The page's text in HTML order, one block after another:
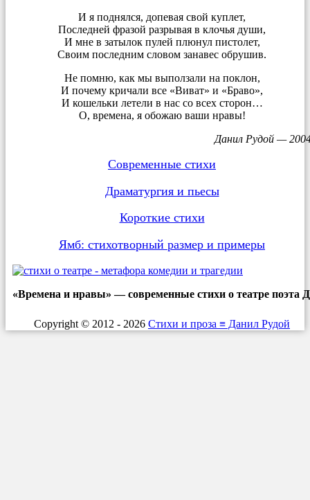
И я поднялся, допевая свой куплет,
Последней фразой разрывая в клочья души,
И мне в затылок пулей плюнул пистолет,
Своим последним словом занавес обрушив.
Не помню, как мы выползали на поклон,
И почему кричали все «Виват» и «Браво»,
И кошельки летели в нас со всех сторон…
О, времена, я обожаю ваши нравы!
Данил Рудой —
Современные стихи
Драматургия и пьесы
Короткие стихи
Ямб: стихотворный размер и примеры
«Времена и нравы» — современные стихи о театре поэта
Copyright © 2012 - 2026 Cтихи и проза ≡ Данил Рудой